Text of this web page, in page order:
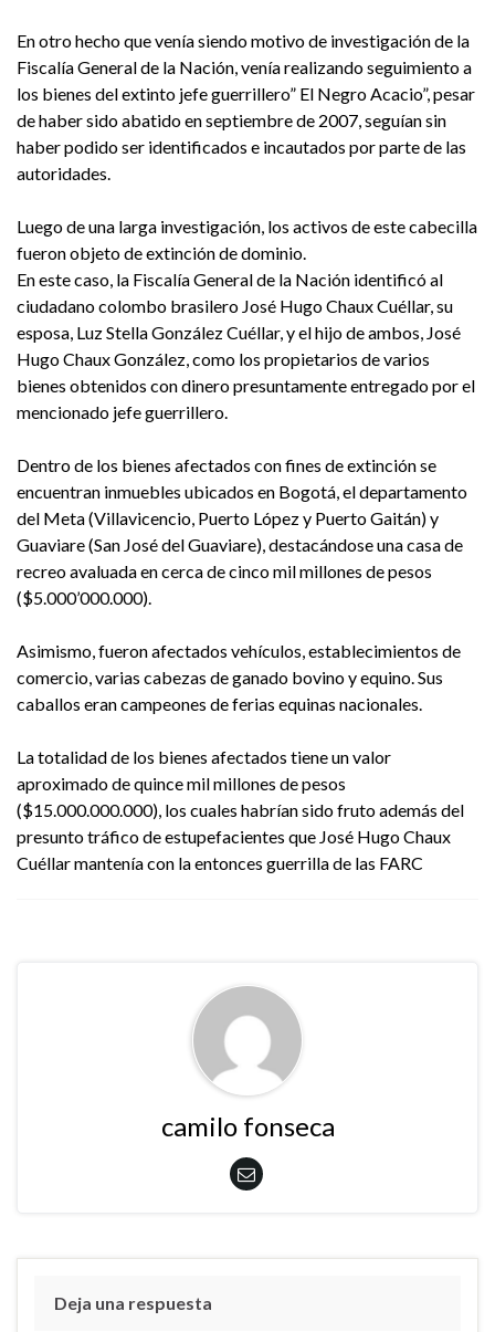
En otro hecho que venía siendo motivo de investigación de la
Fiscalía General de la Nación, venía realizando seguimiento a
los bienes del extinto jefe guerrillero” El Negro Acacio”, pesar
de haber sido abatido en septiembre de 2007, seguían sin
haber podido ser identificados e incautados por parte de las
autoridades.
Luego de una larga investigación, los activos de este cabecilla
fueron objeto de extinción de dominio.
En este caso, la Fiscalía General de la Nación identificó al
ciudadano colombo brasilero José Hugo Chaux Cuéllar, su
esposa, Luz Stella González Cuéllar, y el hijo de ambos, José
Hugo Chaux González, como los propietarios de varios
bienes obtenidos con dinero presuntamente entregado por el
mencionado jefe guerrillero.
Dentro de los bienes afectados con fines de extinción se
encuentran inmuebles ubicados en Bogotá, el departamento
del Meta (Villavicencio, Puerto López y Puerto Gaitán) y
Guaviare (San José del Guaviare), destacándose una casa de
recreo avaluada en cerca de cinco mil millones de pesos
($5.000’000.000).
Asimismo, fueron afectados vehículos, establecimientos de
comercio, varias cabezas de ganado bovino y equino. Sus
caballos eran campeones de ferias equinas nacionales.
La totalidad de los bienes afectados tiene un valor
aproximado de quince mil millones de pesos
($15.000.000.000), los cuales habrían sido fruto además del
presunto tráfico de estupefacientes que José Hugo Chaux
Cuéllar mantenía con la entonces guerrilla de las FARC
camilo fonseca
Deja una respuesta